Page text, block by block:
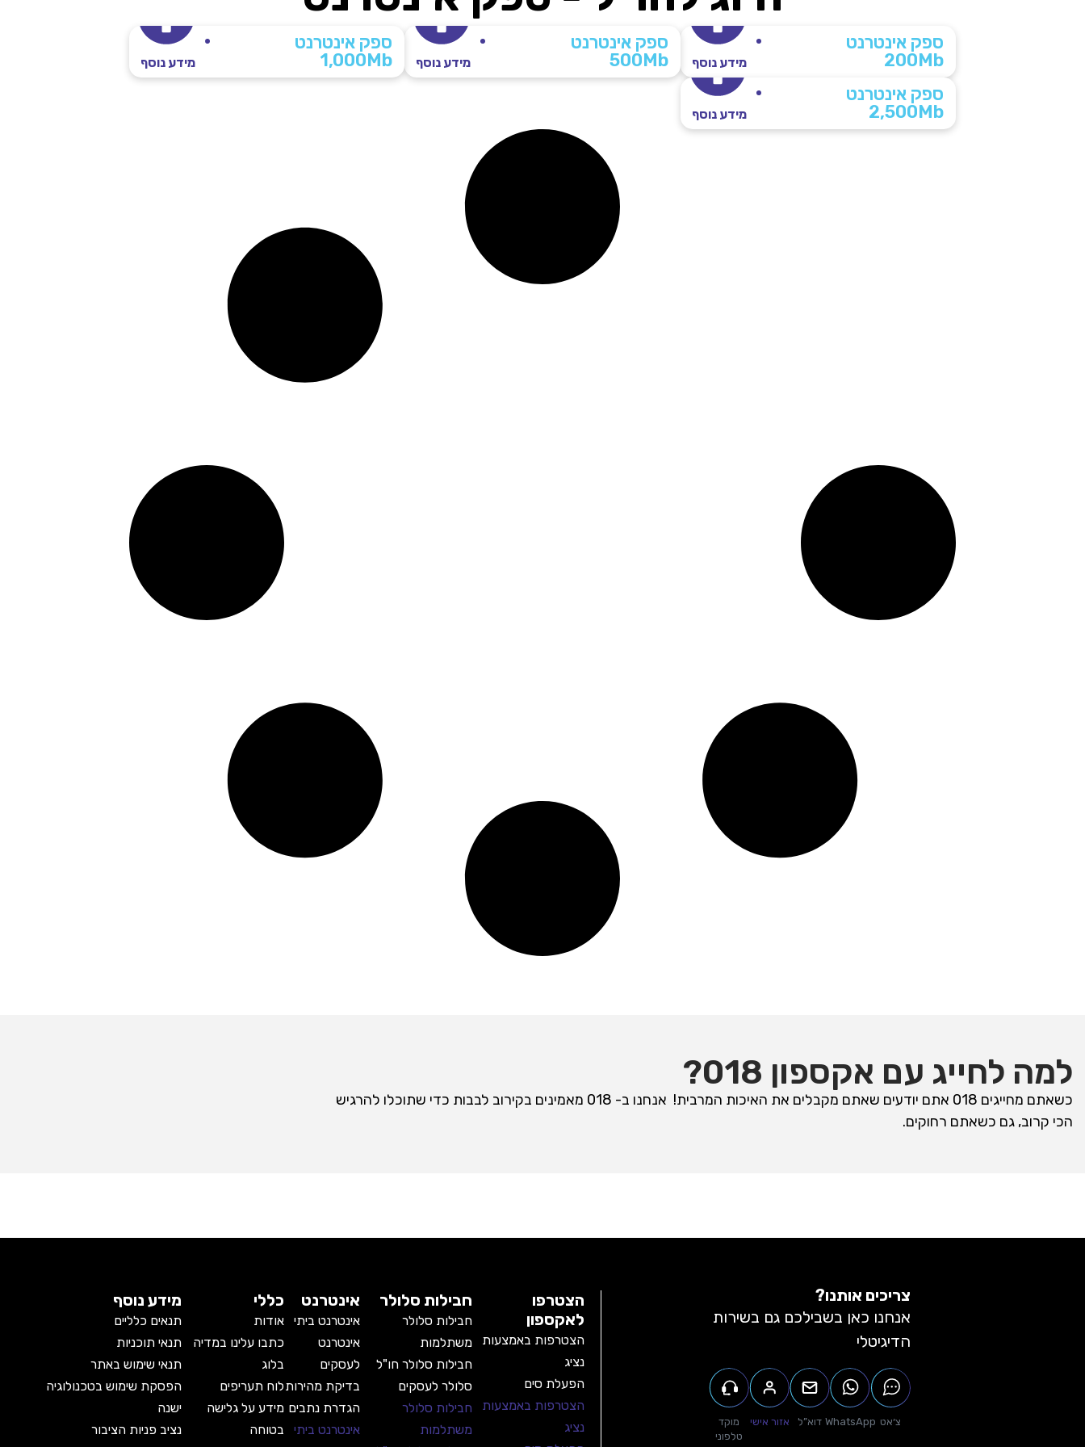
ספק אינטרנט
200Mb
מידע נוסף
ספק אינטרנט
500Mb
מידע נוסף
ספק אינטרנט
1,000Mb
מידע נוסף
ספק אינטרנט
2,500Mb
מידע נוסף
למה לחייג עם אקספון 018?
כשאתם מחייגים 018 אתם יודעים שאתם מקבלים את האיכות המרבית! אנחנו ב- 018 מאמינים בקירוב לבבות כדי שתוכלו להרגיש
הכי קרוב, גם כשאתם רחוקים.
צריכים אותנו?
אנחנו כאן בשבילכם גם בשירות
הדיגיטלי
צ׳אט WhatsApp דוא”ל אזור אישי
מוקד
טלפוני
הצטרפו
לאקספון
הצטרפות באמצעות
נציג
הפעלת סים
הצטרפות באמצעות
נציג
חבילות סלולר
חבילות סלולר
משתלמות
חבילות סלולר חו"ל
סלולר לעסקים
חבילות סלולר
משתלמות
אינטרנט
אינטרנט ביתי
אינטרנט
לעסקים
בדיקת מהירות
הגדרת נתבים
אינטרנט ביתי
כללי
אודות
כתבו עלינו במדיה
בלוג
לוח תעריפים
מידע על גלישה
בטוחה
מידע נוסף
תנאים כלליים
תנאי תוכניות
תנאי שימוש באתר
הפסקת שימוש בטכנולוגיה
ישנה
נציב פניות הציבור